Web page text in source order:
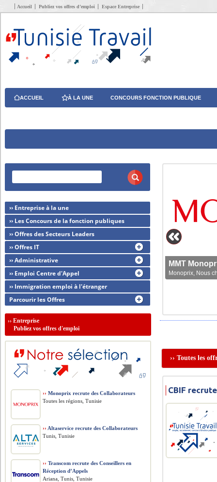
Accueil Publiez vos offres d’emploi Espace Entreprise
ACCUEIL À LA UNE CONCOURS FONCTION PUBLIQUE
MMT
Monoprix, Nous
›› Toutes les
CBIF
›› Entreprise à la une
›› Les Concours de la fonction publiques
›› Offres des Secteurs Leaders
›› Offres IT
›› Administrative
›› Emploi Centre d'Appel
›› Immigration emploi à l'étranger
Parcourir les Offres
››Entreprise
Publiez vos offres d'emploi
›› Monoprix recrute des Collaborateurs
Toutes les régions, Tunisie
›› Altaservice recrute des Collaborateurs
Tunis, Tunisie
›› Transcom recrute des Conseillers en
Réception d’Appels
Ariana, Tunis, Tunisie